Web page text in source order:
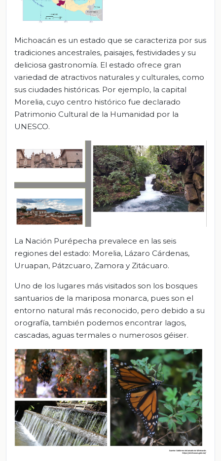
Michoacán es un estado que se caracteriza por sus
tradiciones ancestrales, paisajes, festividades y su
deliciosa gastronomía. El estado ofrece gran
variedad de atractivos naturales y culturales, como
sus ciudades históricas. Por ejemplo, la capital
Morelia, cuyo centro histórico fue declarado
Patrimonio Cultural de la Humanidad por la
UNESCO.
La Nación Purépecha prevalece en las seis
regiones del estado: Morelia, Lázaro Cárdenas,
Uruapan, Pátzcuaro, Zamora y Zitácuaro.
Uno de los lugares más visitados son los bosques
santuarios de la mariposa monarca, pues son el
entorno natural más reconocido, pero debido a su
orografía, también podemos encontrar lagos,
cascadas, aguas termales o numerosos géiser.